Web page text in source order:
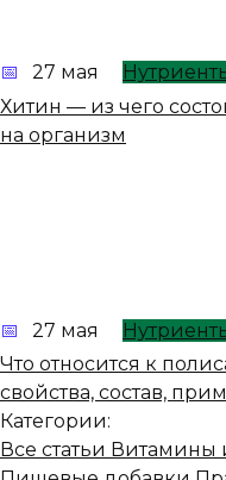
27 мая
Хитин — из чего
на организм
27 мая
Что относится к
свойства, состав,
Категории:
Все статьи Витамины